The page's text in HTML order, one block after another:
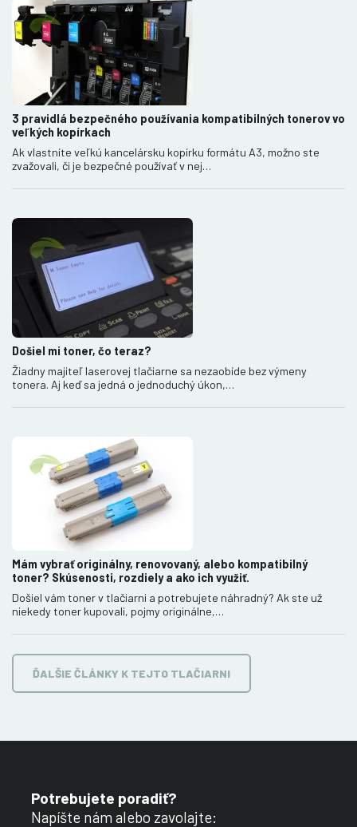
3 pravidlá bezpečného používania kompatibilných tonerov vo
veľkých kopírkach
Ak vlastníte veľkú kancelársku kopírku formátu A3, možno ste
zvažovali, či je bezpečné používať v nej…
Došiel mi toner, čo teraz?
Žiadny majiteľ laserovej tlačiarne sa nezaobíde bez výmeny
tonera. Aj keď sa jedná o jednoduchý úkon,…
Mám vybrať originálny, renovovaný, alebo kompatibilný
toner? Skúsenosti, rozdiely a ako ich využiť.
Došiel vám toner v tlačiarni a potrebujete náhradný? Ak ste už
niekedy toner kupovali, pojmy originálne,…
ĎALŠIE ČLÁNKY K TEJTO TLAČIARNI
Potrebujete poradiť?
Napíšte nám alebo zavolajte: